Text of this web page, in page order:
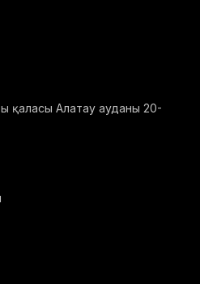
қаласы Алатау ауданы 20-